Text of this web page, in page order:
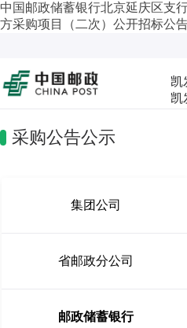
中国邮政储蓄银行北京延庆区支
方采购项目（二次）公开招标公
凯
凯
采购公告公示
集团公司
省邮政分公司
邮政储蓄银行